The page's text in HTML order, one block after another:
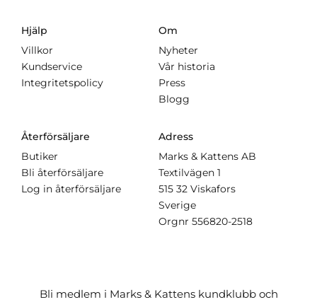
Hjälp
Villkor
Kundservice
Integritetspolicy
Om
Nyheter
Vår historia
Press
Blogg
Återförsäljare
Butiker
Bli återförsäljare
Log in återförsäljare
Adress
Marks & Kattens AB
Textilvägen 1
515 32 Viskafors
Sverige
Orgnr 556820-2518
Bli medlem i Marks & Kattens kundklubb och